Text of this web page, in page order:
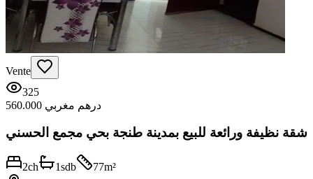
Vente
325
560.000 درهم مغربي
شقة نظيفة ورائعة للبيع بمدينة طنجة بحي مجمع الحسني
2ch 1sdb 77m²